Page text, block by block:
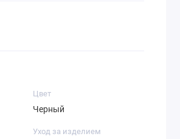
Цвет
Черный
Уход за изделием